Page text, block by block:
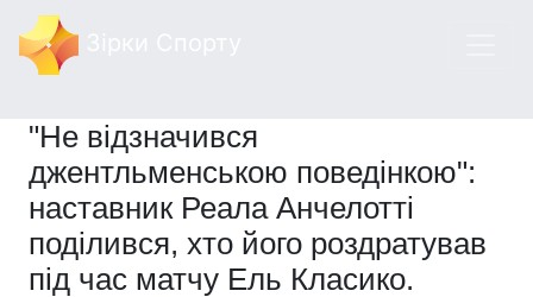
"Не відзначився
джентльменською поведінкою":
наставник Реала Анчелотті
поділився, хто його роздратував
під час матчу Ель Класико.